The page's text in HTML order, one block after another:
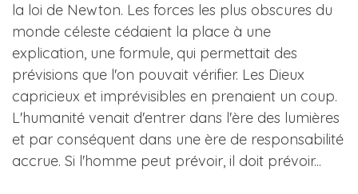
la loi de Newton. Les forces les plus obscures du
monde céleste cédaient la place à une
explication, une formule, qui permettait des
prévisions que l'on pouvait vérifier. Les Dieux
capricieux et imprévisibles en prenaient un coup.
L'humanité venait d'entrer dans l'ère des lumières
et par conséquent dans une ère de responsabilité
accrue. Si l'homme peut prévoir, il doit prévoir...